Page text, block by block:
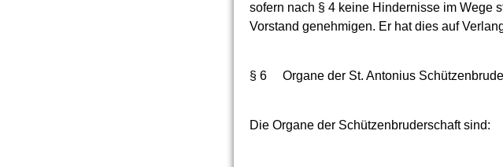
sofern nach § 4 keine Hindernisse im Wege
Vorstand genehmigen. Er hat dies auf
§ 6 Organe der St. Antonius
Die Organe der Schützenbruderschaft sind: